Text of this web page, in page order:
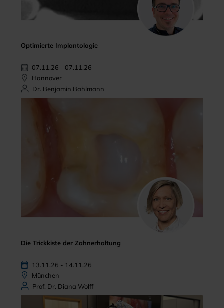
Optimierte Implantologie
07.11.26 - 07.11.26
Hannover
Dr. Benjamin Bahlmann
Die Trickkiste der Zahnerhaltung
13.11.26 - 14.11.26
München
Prof. Dr. Diana Wolff